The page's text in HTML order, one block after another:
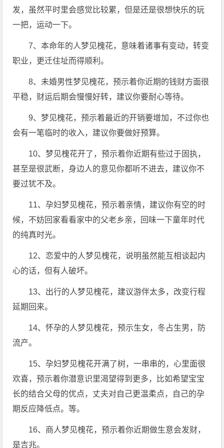
发，虽然平时里会感觉比较累，但是还是很想快乐的玩
一把，运动一下。
7、本命年的人梦见槐花，意味着诸事有变动，转变
职业，更迁住址而得顺利。
8、未婚男性梦见槐花，预示着你近期的钱财方面很
平稳，财运后期会慢慢好转，建议你要耐心等待。
9、梦见槐花，预示着最近的开销要增加，不过你也
会有一笔临时的收入，建议你要做好预算。
10、梦见槐花开了，预示着你近期有些过于固执，
甚至是很武断，身边人的意见你都听不进去，建议你不
要过犹不及。
11、孕妇梦见槐花，预示着亲情，建议你有空的时
候，不妨回家看看家中的父老乡亲，回味一下童年时代
的纯真时光。
12、恋爱中的人梦见槐花，说明虽然能互相谈起内
心的话，但有人破坏。
13、出行的人梦见槐花，建议游伴太多，改变行程
延期回来。
14、怀孕的人梦见槐花，预示生女，冬占生男，防
流产。
15、孕妇梦见槐花开满了树，一串串的，心里面很
欢喜，预示着你潜意识里渴望得到更多，比如希望宝宝
长的结合父母的优点，丈夫对自己更温柔点，自己的孕
期反应降低点。等。
16、商人梦见槐花，预示着你近期做生意会发财，
是吉兆。